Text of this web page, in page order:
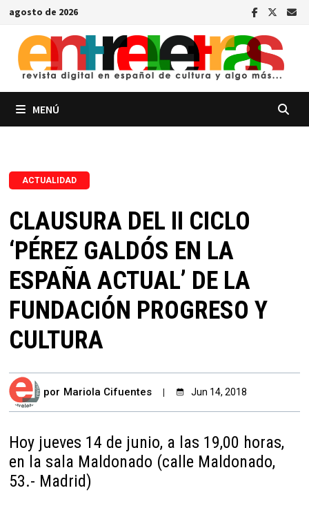
Saltar
contenido
agosto de 2026
MENÚ
ACTUALIDAD
CLAUSURA DEL II CICLO
‘PÉREZ GALDÓS EN LA
ESPAÑA ACTUAL’ DE LA
FUNDACIÓN PROGRESO Y
CULTURA
por Mariola Cifuentes Jun 14, 2018
Hoy jueves 14 de junio, a las 19,00 horas,
en la sala Maldonado (calle Maldonado,
53.- Madrid)